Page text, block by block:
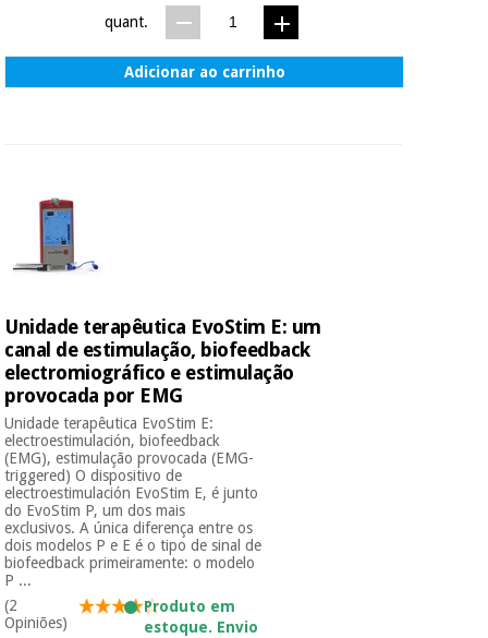
quant.
Adicionar ao carrinho
Unidade terapêutica EvoStim E: um
canal de estimulação, biofeedback
electromiográfico e estimulação
provocada por EMG
Unidade terapêutica EvoStim E:
electroestimulación, biofeedback
(EMG), estimulação provocada (EMG-
triggered) O dispositivo de
electroestimulación EvoStim E, é junto
do EvoStim P, um dos mais
exclusivos. A única diferença entre os
dois modelos P e E é o tipo de sinal de
biofeedback primeiramente: o modelo
P ...
(2
Opiniões)
Produto em
estoque. Envio